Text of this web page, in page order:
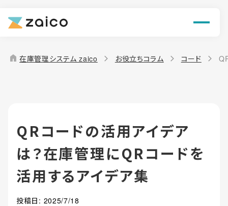
機能
解決できる課題
導入事例
お役立ち情報
home 在庫管理システム zaico お役立ちコラム コード
QRコードの活用アイデア
は？在庫管理にQRコードを
活用するアイデア集
投稿日: 2025/7/18